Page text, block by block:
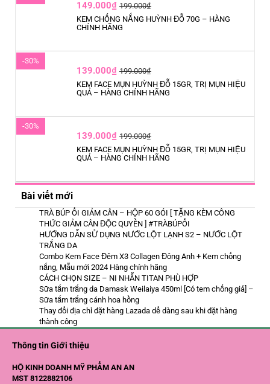
149.000₫ 199.000₫
KEM CHỐNG NẮNG HUỲNH ĐỖ 70G – HÀNG
CHÍNH HÃNG
-30%
139.000₫ 199.000₫
KEM FACE MỤN HUỲNH ĐỖ 15GR, TRỊ MỤN HIỆU
QUẢ – HÀNG CHÍNH HÃNG
-30%
139.000₫ 199.000₫
KEM FACE MỤN HUỲNH ĐỖ 15GR, TRỊ MỤN HIỆU
QUẢ – HÀNG CHÍNH HÃNG
Bài viết mới
TRÀ BÚP ỔI GIẢM CÂN – HỘP 60 GÓI [ TẶNG KÈM CÔNG
THỨC GIẢM CÂN ĐỘC QUYỀN ] #TRÀBÚPỔI
HƯỚNG DẪN SỬ DỤNG NƯỚC LỘT LẠNH S2 – NƯỚC LỘT
TRẮNG DA
Combo Kem Face Đêm X3 Collagen Đông Anh + Kem chống
nắng, Mẫu mới 2024 Hàng chính hãng
CÁCH CHỌN SIZE – NI NHẪN TITAN PHÙ HỢP
Sữa tắm trắng da Damask Weilaiya 450ml [Có tem chống giả] –
Sữa tắm trắng cánh hoa hồng
Thay đổi địa chỉ đặt hàng Lazada dể dàng sau khi đặt hàng
thành công
Thông tin Giới thiệu
HỘ KINH DOANH MỸ PHẨM AN AN
MST 8122882106